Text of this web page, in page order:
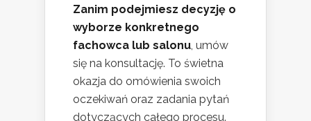
Zanim podejmiesz decyzję o
wyborze konkretnego
fachowca lub salonu, umów
się na konsultację. To świetna
okazja do omówienia swoich
oczekiwań oraz zadania pytań
dotyczących całego procesu.